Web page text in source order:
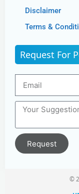
Disclaimer
Terms &
Request For
Request
©